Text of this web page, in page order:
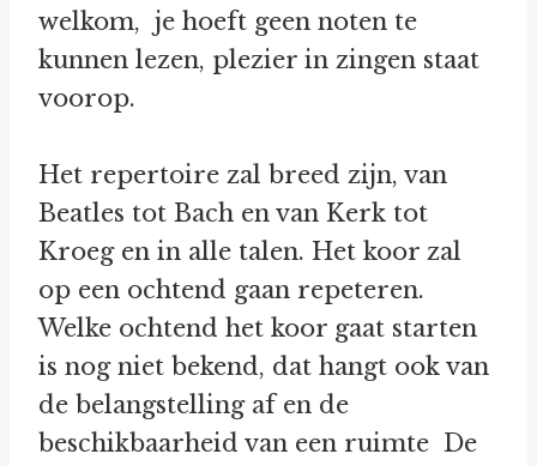
welkom, je hoeft geen noten te
kunnen lezen, plezier in zingen staat
voorop.
Het repertoire zal breed zijn, van
Beatles tot Bach en van Kerk tot
Kroeg en in alle talen. Het koor zal
op een ochtend gaan repeteren.
Welke ochtend het koor gaat starten
is nog niet bekend, dat hangt ook van
de belangstelling af en de
beschikbaarheid van een ruimte De